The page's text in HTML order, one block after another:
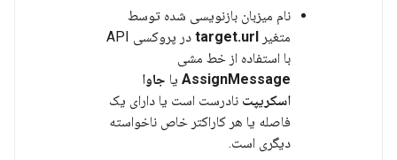
نام میزبان بازنویسی شده توسط
متغیر target.url
در پروکسی API
با استفاده از خط مشی
AssignMessage یا جاوا
اسکریپت نادرست است یا دارای یک
فاصله یا هر کاراکتر خاص ناخواسته
دیگری است.